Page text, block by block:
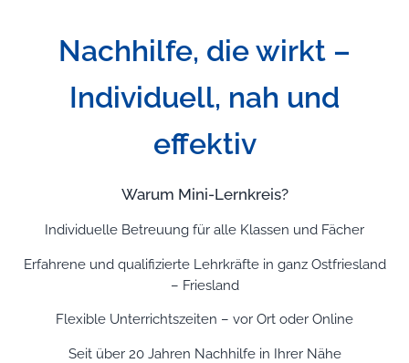
Nachhilfe, die wirkt –
Individuell, nah und
effektiv
Warum Mini-Lernkreis?
Individuelle Betreuung für alle Klassen und Fächer
Erfahrene und qualifizierte Lehrkräfte in ganz Ostfriesland
– Friesland
Flexible Unterrichtszeiten – vor Ort oder Online
Seit über 20 Jahren Nachhilfe in Ihrer Nähe